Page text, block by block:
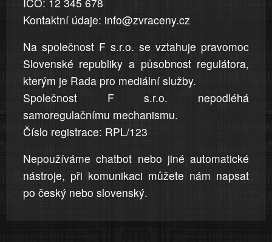
úplná
Kontaktní údaje: info@zvraceny.cz
Na společnost F s.r.o. se vztahuje pravomoc
Slovenské republiky a působnost regulátora,
kterým je Rada pro mediální služby.
Společnost F s.r.o. nepodléhá
samoregulačnímu mechanismu.
Číslo registrace: RPL/123
Nepoužíváme chatbot nebo jiné automatické
nástroje, při komunikaci můžete nám napsat
po český nebo slovenský.